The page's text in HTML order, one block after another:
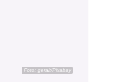
Foto: geralt/Pixabay